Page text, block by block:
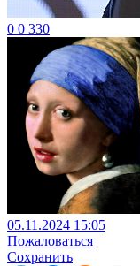
0 0 330
05.11.2024 15:05
Пожаловаться
Сохранить